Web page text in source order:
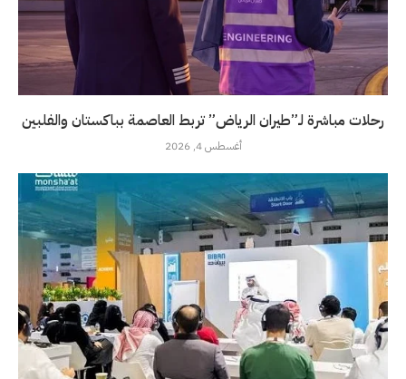
رحلات مباشرة لـ”طيران الرياض” تربط العاصمة بباكستان والفلبين
أغسطس 4, 2026